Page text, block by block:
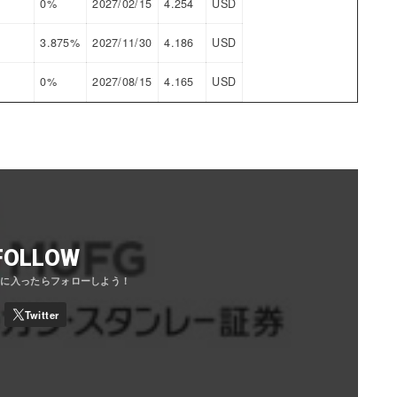
0% 2027/02/15 4.254 USD
3.875% 2027/11/30 4.186 USD
0% 2027/08/15 4.165 USD